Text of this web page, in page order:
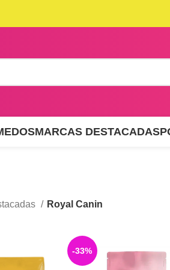
MARCAS DESTACADAS
Royal Canin
-33%